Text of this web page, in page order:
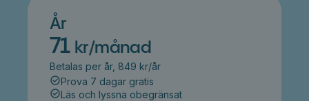
År
71 kr/månad
Betalas per år, 849 kr/år
Prova 7 dagar gratis
Läs och lyssna obegränsat